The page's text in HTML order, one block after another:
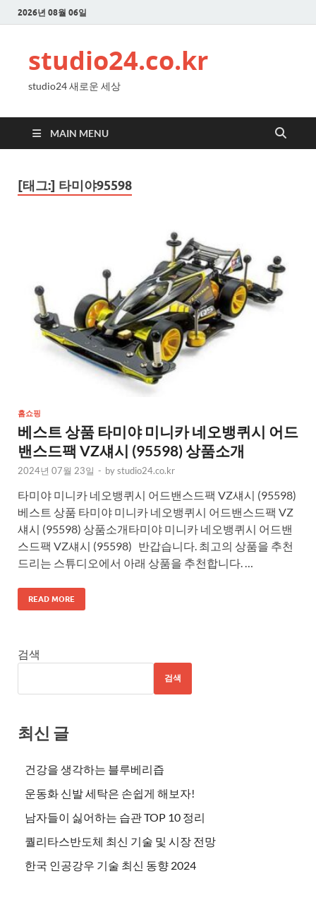
2026년 08월 06일
studio24.co.kr
studio24 새로운 세상
MAIN MENU
[태그:] 타미야95598
홈쇼핑
베스트 상품 타미야 미니카 네오뱅퀴시 어드
밴스드팩 VZ섀시 (95598) 상품소개
2024년 07월 23일 - bystudio24.co.kr
타미야 미니카 네오뱅퀴시 어드밴스드팩 VZ섀시 (95598)
베스트 상품 타미야 미니카 네오뱅퀴시 어드밴스드팩 VZ
섀시 (95598) 상품소개타미야 미니카 네오뱅퀴시 어드밴
스드팩 VZ섀시 (95598) 반갑습니다. 최고의 상품을 추천
드리는 스튜디오에서 아래 상품을 추천합니다. …
READ MORE
검색
검색
최신 글
건강을 생각하는 블루베리즙
운동화 신발 세탁은 손쉽게 해보자!
남자들이 싫어하는 습관 TOP 10 정리
퀄리타스반도체 최신 기술 및 시장 전망
한국 인공강우 기술 최신 동향 2024